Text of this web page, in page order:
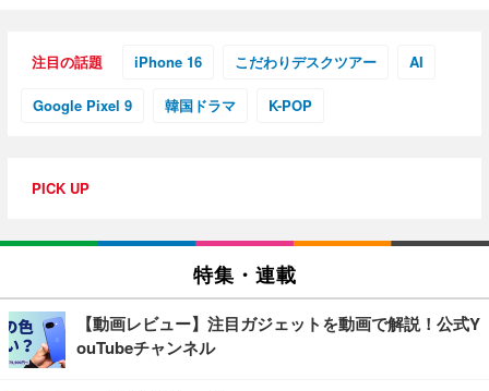
注目の話題 iPhone 16 こだわりデスクツアー AI
Google Pixel 9 韓国ドラマ K-POP
PICK UP
特集・連載
【動画レビュー】注目ガジェットを動画で解説！公式Y
ouTubeチャンネル